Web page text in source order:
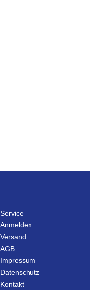
Service
Anmelden
Versand
AGB
Impressum
Datenschutz
Kontakt